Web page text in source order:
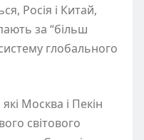
Росія і Китай,
за “більш
глобального
Москва і Пекін
світового